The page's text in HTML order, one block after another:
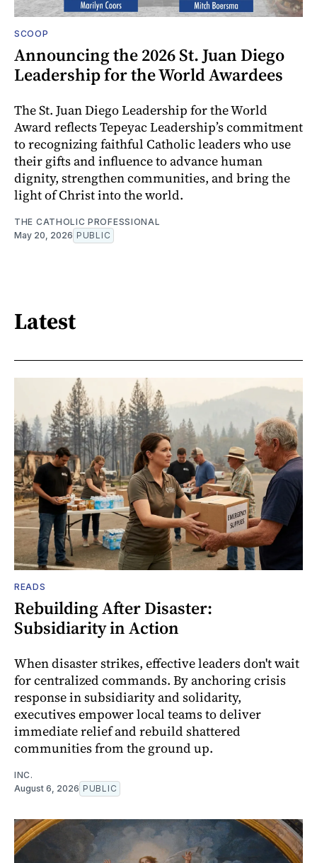
SCOOP
Announcing the 2026 St. Juan Diego
Leadership for the World Awardees
The St. Juan Diego Leadership for the World
Award reflects Tepeyac Leadership’s commitment
to recognizing faithful Catholic leaders who use
their gifts and influence to advance human
dignity, strengthen communities, and bring the
light of Christ into the world.
THE CATHOLIC PROFESSIONAL
May 20, 2026 PUBLIC
Latest
READS
Rebuilding After Disaster:
Subsidiarity in Action
When disaster strikes, effective leaders don't wait
for centralized commands. By anchoring crisis
response in subsidiarity and solidarity,
executives empower local teams to deliver
immediate relief and rebuild shattered
communities from the ground up.
INC.
August 6, 2026 PUBLIC